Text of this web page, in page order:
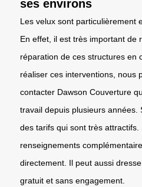
ses environs
Les velux sont particulièrement
En effet, il est très important de
réparation de ces structures en
réaliser ces interventions, nous
contacter Dawson Couverture
travail depuis plusieurs années.
des tarifs qui sont très attractifs.
renseignements
directement. Il peut aussi
gratuit et sans engagement.